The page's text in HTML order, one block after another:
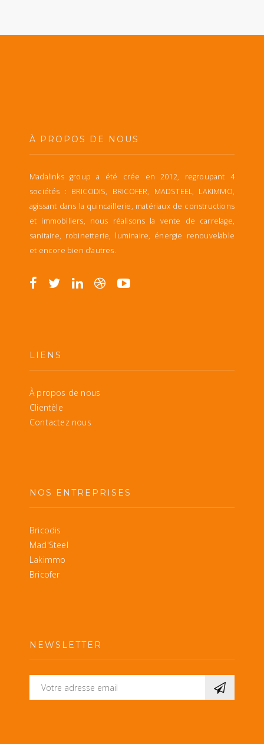
À PROPOS DE NOUS
Madalinks group a été crée en 2012, regroupant 4
sociétés : BRICODIS, BRICOFER, MADSTEEL, LAKIMMO,
agissant dans la quincaillerie, matériaux de constructions
et immobiliers, nous réalisons la vente de carrelage,
sanitaire, robinetterie, luminaire, énergie renouvelable
et encore bien d’autres.
LIENS
À propos de nous
Clientèle
Contactez nous
NOS ENTREPRISES
Bricodis
Mad'Steel
Lakimmo
Bricofer
NEWSLETTER